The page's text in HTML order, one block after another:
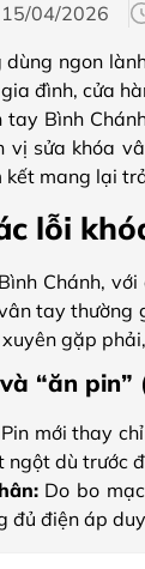
15/04/2026
ngon
đình, cửa
Bình
vị sửa khóa
kết mang lại
lỗi
Chánh,
tay thường
gặp
“ăn
Pin mới thay
ngột dù trước
Do bo
đủ điện áp